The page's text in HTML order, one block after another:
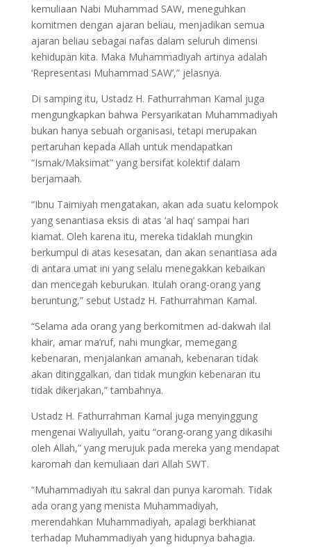
kemuliaan Nabi Muhammad SAW, meneguhkan
komitmen dengan ajaran beliau, menjadikan semua
ajaran beliau sebagai nafas dalam seluruh dimensi
kehidupan kita. Maka Muhammadiyah artinya adalah
‘Representasi Muhammad SAW’,” jelasnya.
Di samping itu, Ustadz H. Fathurrahman Kamal juga
mengungkapkan bahwa Persyarikatan Muhammadiyah
bukan hanya sebuah organisasi, tetapi merupakan
pertaruhan kepada Allah untuk mendapatkan
“Ismak/Maksimat” yang bersifat kolektif dalam
berjamaah.
“Ibnu Taimiyah mengatakan, akan ada suatu kelompok
yang senantiasa eksis di atas ‘al haq’ sampai hari
kiamat. Oleh karena itu, mereka tidaklah mungkin
berkumpul di atas kesesatan, dan akan senantiasa ada
di antara umat ini yang selalu menegakkan kebaikan
dan mencegah keburukan. Itulah orang-orang yang
beruntung,” sebut Ustadz H. Fathurrahman Kamal.
“Selama ada orang yang berkomitmen ad-dakwah ilal
khair, amar ma’ruf, nahi mungkar, memegang
kebenaran, menjalankan amanah, kebenaran tidak
akan ditinggalkan, dan tidak mungkin kebenaran itu
tidak dikerjakan,” tambahnya.
Ustadz H. Fathurrahman Kamal juga menyinggung
mengenai Waliyullah, yaitu “orang-orang yang dikasihi
oleh Allah,” yang merujuk pada mereka yang mendapat
karomah dan kemuliaan dari Allah SWT.
“Muhammadiyah itu sakral dan punya karomah. Tidak
ada orang yang menista Muhammadiyah,
merendahkan Muhammadiyah, apalagi berkhianat
terhadap Muhammadiyah yang hidupnya bahagia.